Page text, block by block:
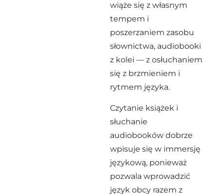
wiąże się z własnym
tempem i
poszerzaniem zasobu
słownictwa, audiobooki
z kolei — z osłuchaniem
się z brzmieniem i
rytmem języka.
Czytanie książek i
słuchanie
audiobooków dobrze
wpisuje się w immersję
językową, ponieważ
pozwala wprowadzić
język obcy razem z